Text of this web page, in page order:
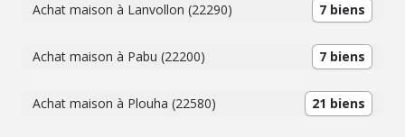
Achat maison à Lanvollon (22290) 7 biens
Achat maison à Pabu (22200) 7 biens
Achat maison à Plouha (22580) 21 biens